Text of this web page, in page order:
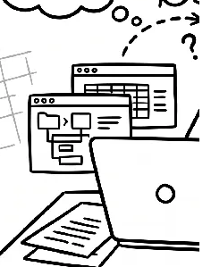
構築｜Jiraを活用した「ツー
集約し、要件からコード、
繋ぐ
伴走型サポート
率的な運用はリックソフトに